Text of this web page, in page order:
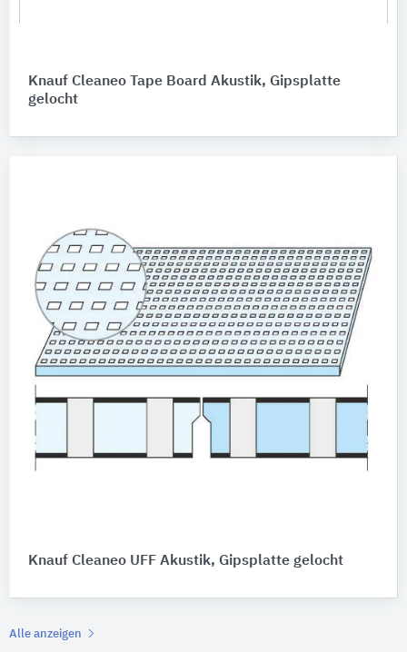
Knauf Cleaneo Tape Board Akustik, Gipsplatte
gelocht
Knauf Cleaneo UFF Akustik, Gipsplatte gelocht
Alle anzeigen